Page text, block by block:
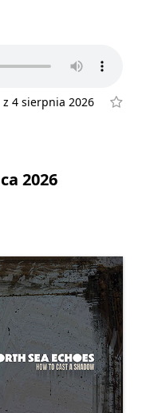
z 4 sierpnia 2026
2026